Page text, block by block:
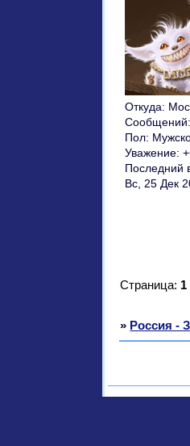
Откуда:
Сообщений:
Пол:
Уважение:
Последний
Вс, 25 Дек
Страница: 1
» Россия -